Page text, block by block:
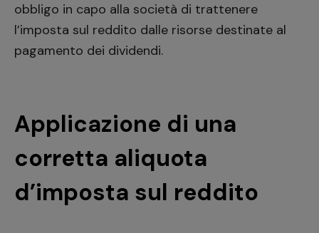
obbligo in capo alla società di trattenere
l’imposta sul reddito dalle risorse destinate al
pagamento dei dividendi.
Applicazione di una
corretta aliquota
d’imposta sul reddito